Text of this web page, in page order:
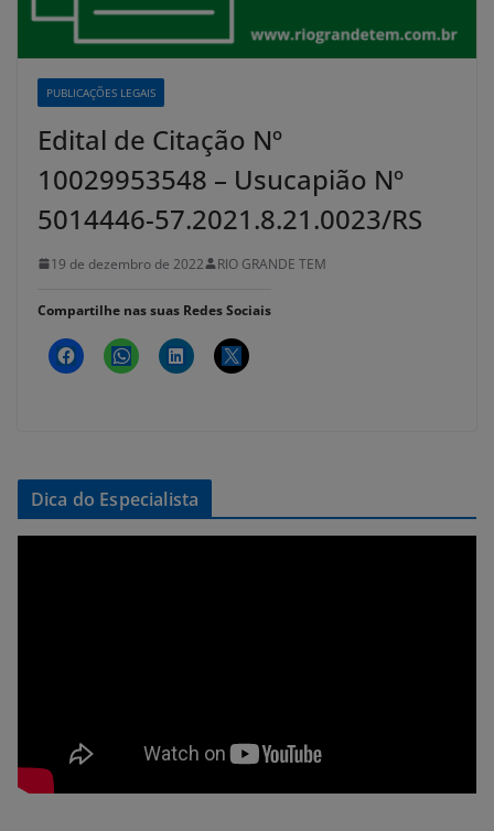
PUBLICAÇÕES LEGAIS
Edital de Citação Nº
10029953548 – Usucapião Nº
5014446-57.2021.8.21.0023/RS
19 de dezembro de 2022 RIO GRANDE TEM
Compartilhe nas suas Redes Sociais
Dica do Especialista